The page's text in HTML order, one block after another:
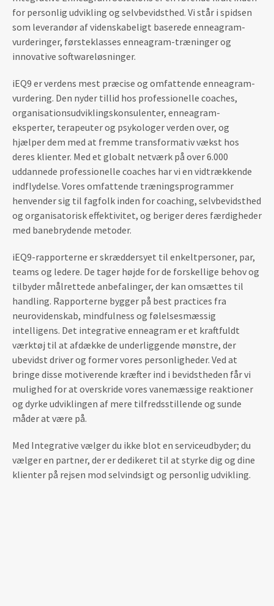
for personlig udvikling og selvbevidsthed. Vi står i spidsen
som leverandør af videnskabeligt baserede enneagram-
vurderinger, førsteklasses enneagram-træninger og
innovative softwareløsninger.
iEQ9 er verdens mest præcise og omfattende enneagram-
vurdering. Den nyder tillid hos professionelle coaches,
organisationsudviklingskonsulenter, enneagram-
eksperter, terapeuter og psykologer verden over, og
hjælper dem med at fremme transformativ vækst hos
deres klienter. Med et globalt netværk på over 6.000
uddannede professionelle coaches har vi en vidtrækkende
indflydelse. Vores omfattende træningsprogrammer
henvender sig til fagfolk inden for coaching, selvbevidsthed
og organisatorisk effektivitet, og beriger deres færdigheder
med banebrydende metoder.
iEQ9-rapporterne er skræddersyet til enkeltpersoner, par,
teams og ledere. De tager højde for de forskellige behov og
tilbyder målrettede anbefalinger, der kan omsættes til
handling. Rapporterne bygger på best practices fra
neurovidenskab, mindfulness og følelsesmæssig
intelligens. Det integrative enneagram er et kraftfuldt
værktøj til at afdække de underliggende mønstre, der
ubevidst driver og former vores personligheder. Ved at
bringe disse motiverende kræfter ind i bevidstheden får vi
mulighed for at overskride vores vanemæssige reaktioner
og dyrke udviklingen af mere tilfredsstillende og sunde
måder at være på.
Med Integrative vælger du ikke blot en serviceudbyder; du
vælger en partner, der er dedikeret til at styrke dig og dine
klienter på rejsen mod selvindsigt og personlig udvikling.